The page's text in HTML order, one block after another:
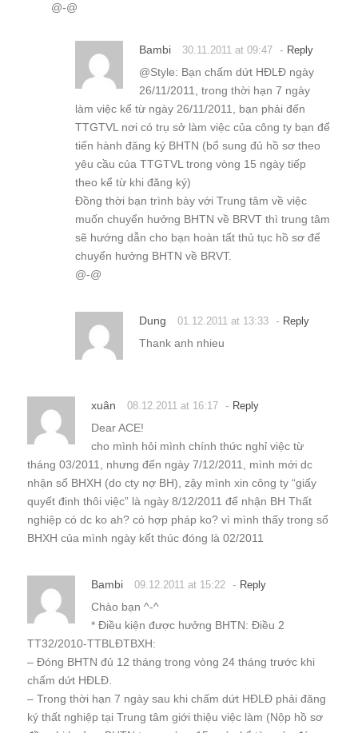
@-@
Bambi 30.11.2011 at 09:47 - Reply
@Style: Bạn chấm dứt HĐLĐ ngày
26/11/2011, trong thời hạn 7 ngày
làm việc kể từ ngày 26/11/2011, bạn phải đến
TTGTVL nơi có trụ sở làm việc của công ty bạn để
tiến hành đăng ký BHTN (bổ sung đủ hồ sơ theo
yêu cầu của TTGTVL trong vòng 15 ngày tiếp
theo kể từ khi đăng ký)
Đồng thời bạn trình bày với Trung tâm về việc
muốn chuyển hưởng BHTN về BRVT thì trung tâm
sẽ hướng dẫn cho bạn hoàn tất thủ tục hồ sơ để
chuyển hưởng BHTN về BRVT.
@-@
Dung 01.12.2011 at 13:33 - Reply
Thank anh nhieu
xuân 08.12.2011 at 16:17 - Reply
Dear ACE!
cho mình hỏi mình chính thức nghỉ việc từ
tháng 03/2011, nhưng đến ngày 7/12/2011, mình mới dc
nhận sổ BHXH (do cty nợ BH), zậy mình xin công ty “giấy
quyết đinh thôi việc” là ngày 8/12/2011 để nhận BH Thất
nghiệp có dc ko ah? có hợp pháp ko? vì mình thấy trong sổ
BHXH của mình ngày kết thúc đóng là 02/2011
Bambi 09.12.2011 at 15:22 - Reply
Chào bạn ^-^
* Điều kiện được hưởng BHTN: Điều 2
TT32/2010-TTBLĐTBXH:
– Đóng BHTN đủ 12 tháng trong vòng 24 tháng trước khi
chấm dứt HĐLĐ.
– Trong thời hạn 7 ngày sau khi chấm dứt HĐLĐ phải đăng
ký thất nghiệp tại Trung tâm giới thiệu việc làm (Nộp hồ sơ